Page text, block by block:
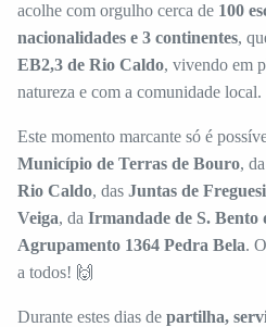
acolhe com orgulho cerca de 100
nacionalidades e 3 continentes,
EB2,3 de Rio Caldo, vivendo em
natureza e com a comunidade
Este momento marcante só é
Município de Terras de Bouro,
Rio Caldo, das Juntas de
Veiga, da Irmandade de S. Bento
Agrupamento 1364 Pedra Bela.
a todos! 🙌
Durante estes dias de partilha,